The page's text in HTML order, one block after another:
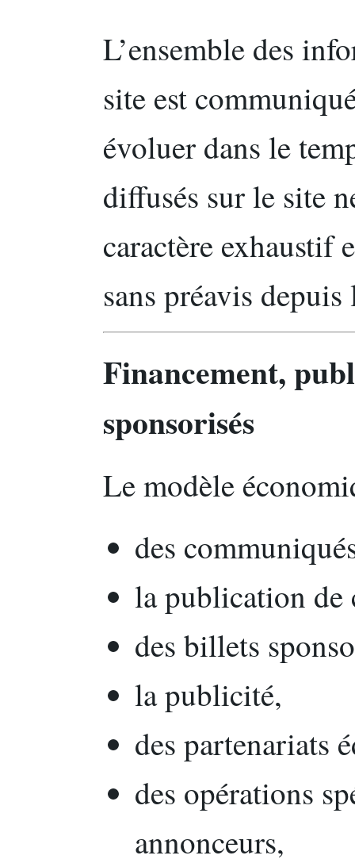
L’ensemble des
site est
évoluer dans le
diffusés sur le site
caractère exhaustif
sans préavis
Financement,
sponsorisés
Le modèle
des
la publication de
des billets
la publicité,
des partenariats
des opérations
annonceurs,